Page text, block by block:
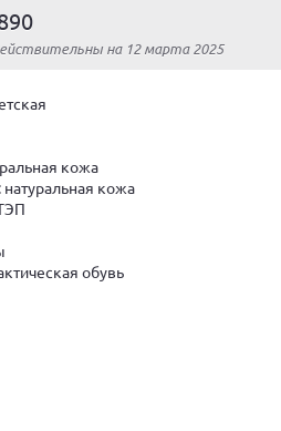
на 12 марта 2025
кожа
кожа
обувь